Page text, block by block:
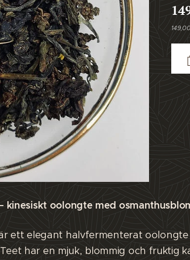
kinesiskt oolongte med
ett elegant halvfermenterat
har en mjuk, blommig och fruktig